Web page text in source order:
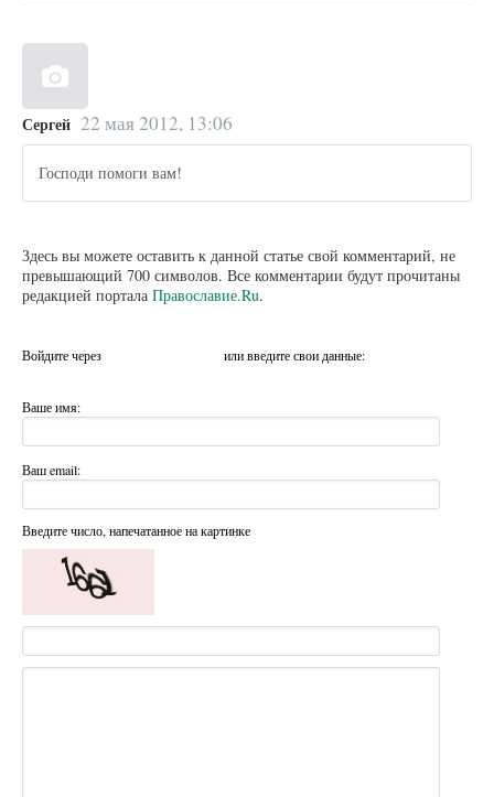
Сергей 22 мая 2012, 13:06
Господи помоги вам!
Здесь вы можете оставить к данной статье свой комментарий, не
превышающий 700 символов. Все комментарии будут прочитаны
редакцией портала Православие.Ru.
Войдите через или введите свои данные:
Ваше имя:
Ваш email:
Введите число, напечатанное на картинке